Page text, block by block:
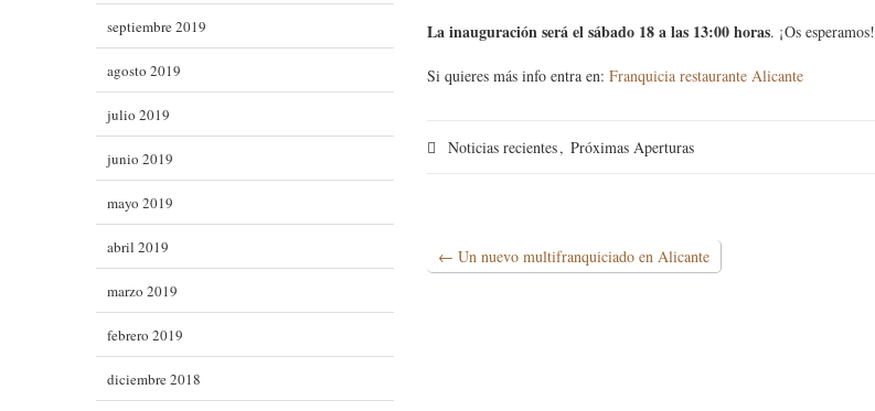
septiembre 2019
agosto 2019
julio 2019
junio 2019
mayo 2019
abril 2019
marzo 2019
febrero 2019
diciembre 2018
La inauguración será el sábado 18 a las 13:00 horas. ¡Os esperamos!
Si quieres más info entra en: Franquicia restaurante Alicante
Noticias recientes, Próximas Aperturas
← Un nuevo multifranquiciado en Alicante